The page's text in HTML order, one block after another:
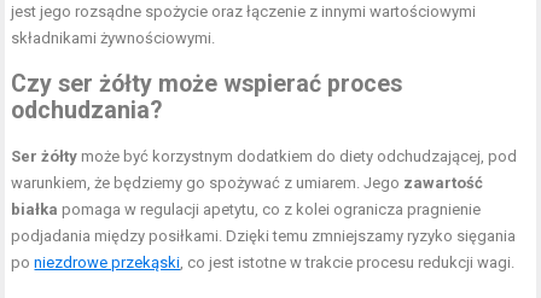
jest jego rozsądne spożycie oraz łączenie z innymi wartościowymi
składnikami żywnościowymi.
Czy ser żółty może wspierać proces
odchudzania?
Ser żółty może być korzystnym dodatkiem do diety odchudzającej, pod
warunkiem, że będziemy go spożywać z umiarem. Jego zawartość
białka pomaga w regulacji apetytu, co z kolei ogranicza pragnienie
podjadania między posiłkami. Dzięki temu zmniejszamy ryzyko sięgania
poniezdrowe przekąski, co jest istotne w trakcie procesu redukcji wagi.